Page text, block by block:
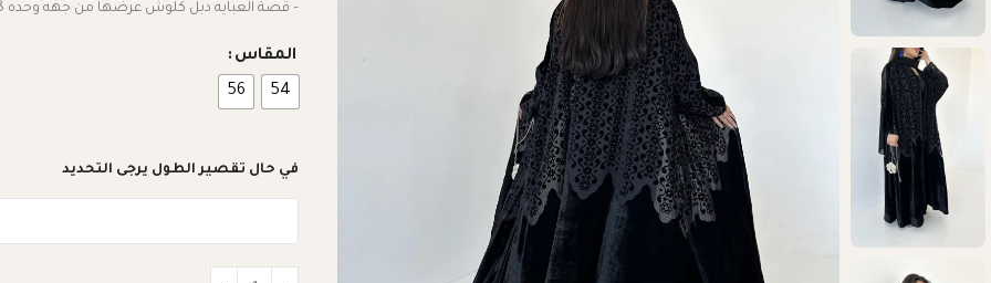
– قصة العبايه دبل كلوش عرضها من جهه وحده 28 انش
المقاس
54
56
في حال تقصير الطول يرجى التحديد